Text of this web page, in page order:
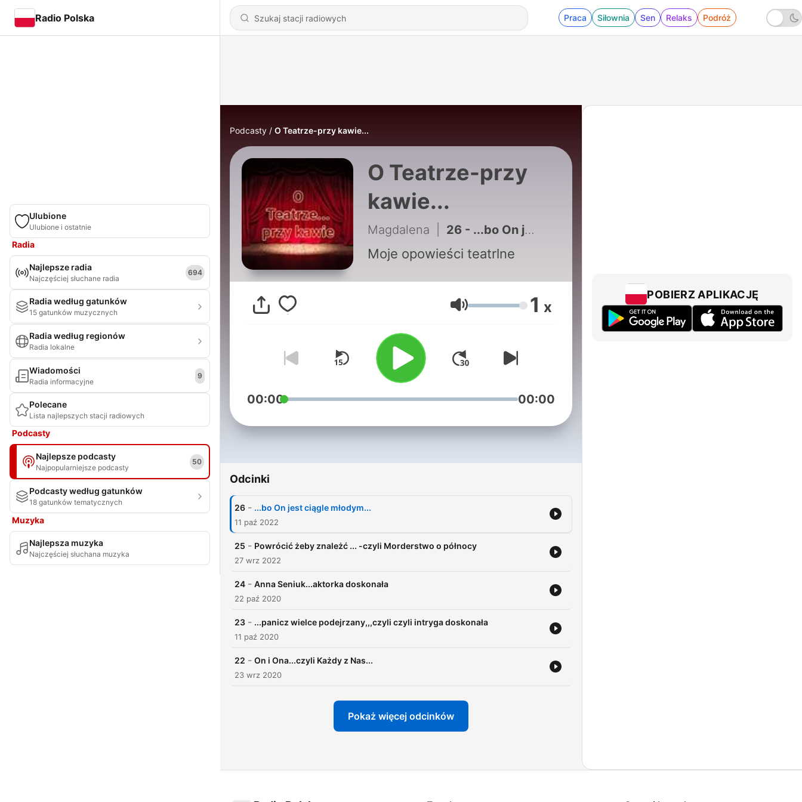
Radio Polska Praca Siłownia Sen Relaks Podróż
Ulubione
Ulubione i ostatnie
Radia
Najlepsze radia
Najczęściej słuchane radia
694
Radia według gatunków
15 gatunków muzycznych
Radia według regionów
Radia lokalne
Wiadomości
Radia informacyjne
9
Polecane
Lista najlepszych stacji radiowych
Podcasty
Najlepsze podcasty
Najpopularniejsze podcasty
50
Podcasty według gatunków
18 gatunków tematycznych
Muzyka
Najlepsza muzyka
Najczęściej słuchana muzyka
Podcasty O Teatrze-przy kawie...
O Teatrze-przy
kawie...
Magdalena 26 - ...bo On jest ciągle młodym...
Moje opowieści teatrlne
Głośność 1 x
00:00 00:00
Odcinki
26 - ...bo On jest ciągle młodym...
11 paź 2022
25 - Powrócić żeby znależć ... -czyli Morderstwo o północy
27 wrz 2022
24 - Anna Seniuk...aktorka doskonała
22 paź 2020
23 - ...panicz wielce podejrzany,,,czyli czyli intryga doskonała
11 paź 2020
22 - On i Ona...czyli Każdy z Nas...
23 wrz 2020
Pokaż więcej odcinków
POBIERZ APLIKACJĘ